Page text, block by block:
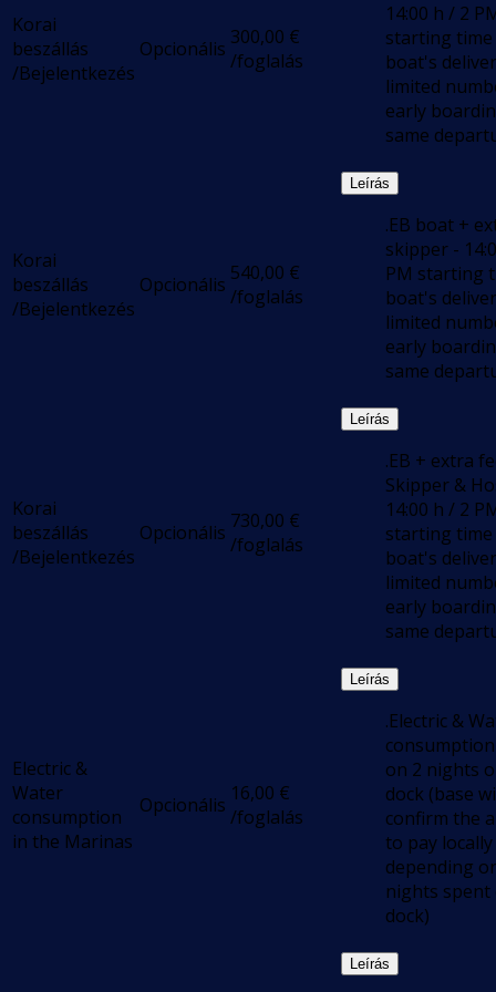
Korai
beszállás
/Bejelentkezés
Opcionális 300,00 €
/foglalás
14:00 h / 2
starting
boat's
limited
early
same
Korai
beszállás
/Bejelentkezés
Opcionális 540,00 €
/foglalás
Leírás
.EB boat +
skipper -
PM starting
boat's
limited
early
same
Korai
beszállás
/Bejelentkezés
Opcionális 730,00 €
/foglalás
Leírás
.EB + extra
Skipper &
14:00 h / 2
starting
boat's
limited
early
same
Electric &
Water
consumption
in the Marinas
Opcionális 16,00 €
/foglalás
Leírás
.Electric &
on 2 nights
dock (base
confirm the
to pay locally
depending
nights spent
dock)
Leírás